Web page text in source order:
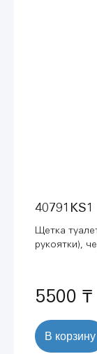
40791KS1
Щетка
рукоятки),
5500 ₸
В корзину